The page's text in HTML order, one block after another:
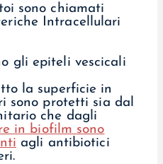
sono chiamati
Intracellulari
la superficie in
sono protetti sia dal
che dagli
in biofilm sono
agli antibiotici